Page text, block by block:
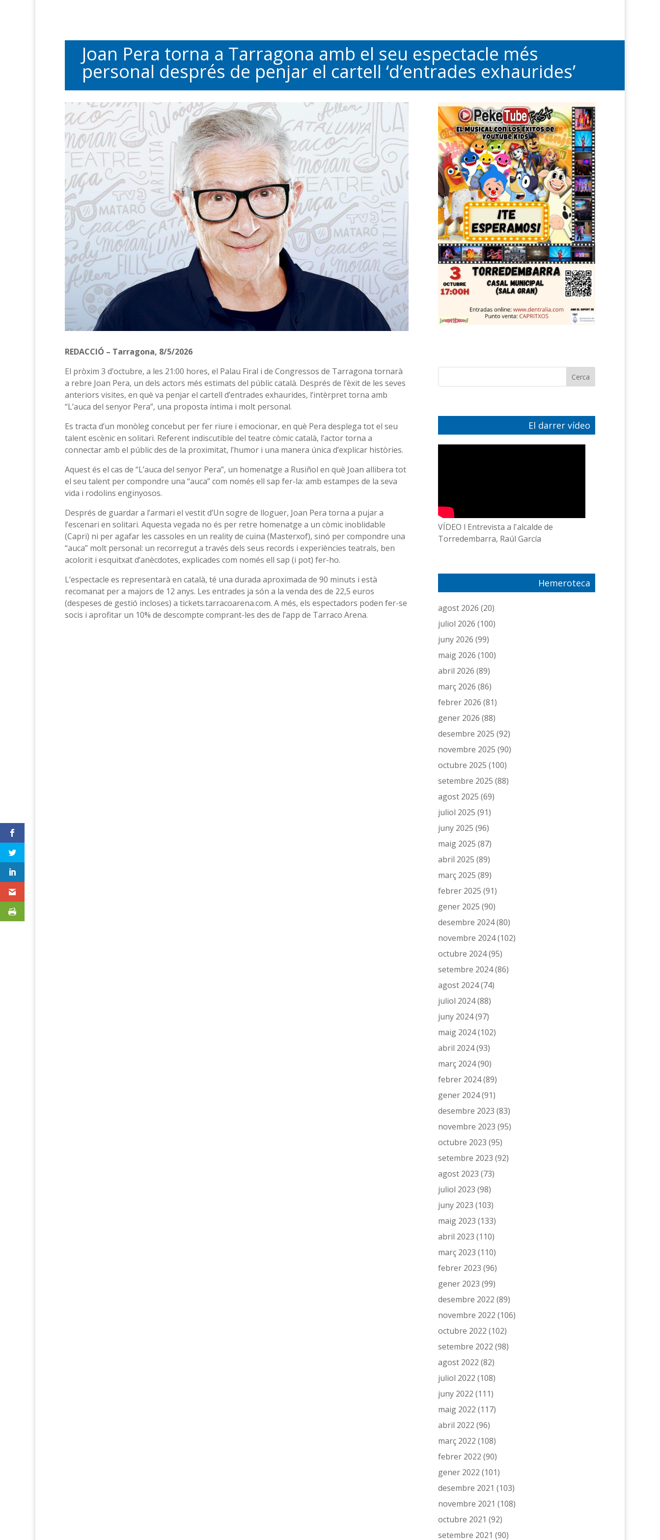
Joan Pera torna a Tarragona amb el seu espectacle més
personal després de penjar el cartell ‘d’entrades exhaurides’
REDACCIÓ – Tarragona, 8/5/2026
El pròxim 3 d’octubre, a les 21:00 hores, el Palau Firal i de Congressos de Tarragona tornarà
a rebre Joan Pera, un dels actors més estimats del públic català. Després de l’èxit de les seves
anteriors visites, en què va penjar el cartell d’entrades exhaurides, l’intèrpret torna amb
“L’auca del senyor Pera”, una proposta íntima i molt personal.
Es tracta d’un monòleg concebut per fer riure i emocionar, en què Pera desplega tot el seu
talent escènic en solitari. Referent indiscutible del teatre còmic català, l’actor torna a
connectar amb el públic des de la proximitat, l’humor i una manera única d’explicar històries.
Aquest és el cas de “L’auca del senyor Pera”, un homenatge a Rusiñol en què Joan allibera tot
el seu talent per compondre una “auca” com només ell sap fer-la: amb estampes de la seva
vida i rodolins enginyosos.
Després de guardar a l’armari el vestit d’Un sogre de lloguer, Joan Pera torna a pujar a
l’escenari en solitari. Aquesta vegada no és per retre homenatge a un còmic inoblidable
(Capri) ni per agafar les cassoles en un reality de cuina (Masterxof), sinó per compondre una
“auca” molt personal: un recorregut a través dels seus records i experiències teatrals, ben
acolorit i esquitxat d’anècdotes, explicades com només ell sap (i pot) fer-ho.
L’espectacle es representarà en català, té una durada aproximada de 90 minuts i està
recomanat per a majors de 12 anys. Les entrades ja són a la venda des de 22,5 euros
(despeses de gestió incloses) a tickets.tarracoarena.com. A més, els espectadors poden fer-se
socis i aprofitar un 10% de descompte comprant-les des de l’app de Tarraco Arena.
El darrer vídeo
VÍDEO l Entrevista a l'alcalde de
Torredembarra, Raúl García
Hemeroteca
agost 2026 (20)
juliol 2026 (100)
juny 2026 (99)
maig 2026 (100)
abril 2026 (89)
març 2026 (86)
febrer 2026 (81)
gener 2026 (88)
desembre 2025 (92)
novembre 2025 (90)
octubre 2025 (100)
setembre 2025 (88)
agost 2025 (69)
juliol 2025 (91)
juny 2025 (96)
maig 2025 (87)
abril 2025 (89)
març 2025 (89)
febrer 2025 (91)
gener 2025 (90)
desembre 2024(80)
novembre 2024(102)
octubre 2024(95)
setembre 2024(86)
agost 2024(74)
juliol 2024(88)
juny 2024(97)
maig 2024(102)
abril 2024(93)
març 2024(90)
febrer 2024(89)
gener 2024(91)
desembre 2023 (83)
novembre 2023 (95)
octubre 2023 (95)
setembre 2023 (92)
agost 2023 (73)
juliol 2023 (98)
juny 2023 (103)
maig 2023 (133)
abril 2023 (110)
març 2023 (110)
febrer 2023 (96)
gener 2023 (99)
desembre 2022 (89)
novembre 2022 (106)
octubre 2022 (102)
setembre 2022 (98)
agost 2022 (82)
juliol 2022 (108)
juny 2022 (111)
maig 2022 (117)
abril 2022 (96)
març 2022 (108)
febrer 2022 (90)
gener 2022 (101)
desembre 2021 (103)
novembre 2021 (108)
octubre 2021 (92)
setembre 2021 (90)